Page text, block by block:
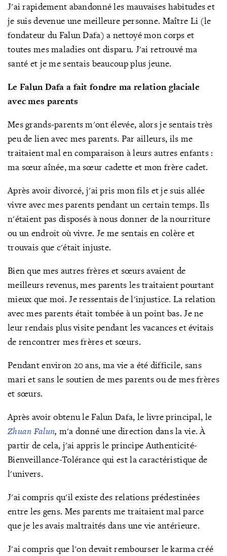
J'ai rapidement abandonné les mauvaises habitudes et
je suis devenue une meilleure personne. Maître Li (le
fondateur du Falun Dafa) a nettoyé mon corps et
toutes mes maladies ont disparu. J'ai retrouvé ma
santé et je me sentais beaucoup plus jeune.
Le Falun Dafa a fait fondre ma relation glaciale
avec mes parents
Mes grands-parents m'ont élevée, alors je sentais très
peu de lien avec mes parents. Par ailleurs, ils me
traitaient mal en comparaison à leurs autres enfants :
ma sœur aînée, ma sœur cadette et mon frère cadet.
Après avoir divorcé, j'ai pris mon fils et je suis allée
vivre avec mes parents pendant un certain temps. Ils
n'étaient pas disposés à nous donner de la nourriture
ou un endroit où vivre. Je me sentais en colère et
trouvais que c'était injuste.
Bien que mes autres frères et sœurs avaient de
meilleurs revenus, mes parents les traitaient pourtant
mieux que moi. Je ressentais de l'injustice. La relation
avec mes parents était tombée à un point bas. Je ne
leur rendais plus visite pendant les vacances et évitais
de rencontrer mes frères et sœurs.
Pendant environ 20 ans, ma vie a été difficile, sans
mari et sans le soutien de mes parents ou de mes frères
et sœurs.
Après avoir obtenu le Falun Dafa, le livre principal, le
Zhuan Falun, m'a donné une direction dans la vie. À
partir de cela, j'ai appris le principe Authenticité-
Bienveillance-Tolérance qui est la caractéristique de
l'univers.
J'ai compris qu'il existe des relations prédestinées
entre les gens. Mes parents me traitaient mal parce
que je les avais maltraités dans une vie antérieure.
J'ai compris que l'on devait rembourser le karma créé